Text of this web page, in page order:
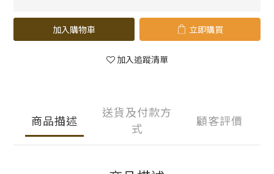
加入購物車 立即購買
加入追蹤清單
商品描述
送貨及付款方
式
顧客評價